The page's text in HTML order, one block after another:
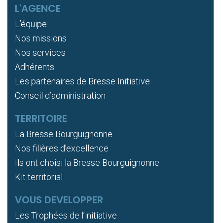
L'AGENCE
L’équipe
Nos missions
Nos services
Adhérents
Les partenaires de Bresse Initiative
Conseil d’administration
TERRITOIRE
La Bresse Bourguignonne
Nos filières d’excellence
Ils ont choisi la Bresse Bourguignonne
Kit territorial
VOUS DEVELOPPER
Les Trophées de l’initiative